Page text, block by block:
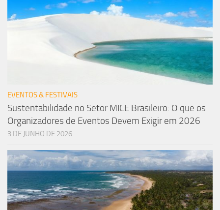
EVENTOS & FESTIVAIS
Sustentabilidade no Setor MICE Brasileiro: O que os
Organizadores de Eventos Devem Exigir em 2026
3 DE JUNHO DE 2026